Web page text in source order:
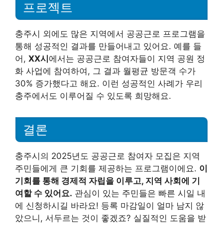
프로젝트
충주시 외에도 많은 지역에서 공공근로 프로그램을
통해 성공적인 결과를 만들어내고 있어요. 예를 들
어, XX시 에서는 공공근로 참여자들이 지역 공원 정
화 사업에 참여하여, 그 결과 월평균 방문객 수가
30% 증가했다고 해요. 이런 성공적인 사례가 우리
충주에서도 이루어질 수 있도록 희망해요.
결론
충주시의 2025년도 공공근로 참여자 모집은 지역
주민들에게 큰 기회를 제공하는 프로그램이에요. 이
기회를 통해 경제적 자립을 이루고, 지역 사회에 기
여할 수 있어요. 관심이 있는 주민들은 빠른 시일 내
에 신청하시길 바라요! 등록 마감일이 얼마 남지 않
았으니, 서두르는 것이 좋겠죠? 실질적인 도움을 받